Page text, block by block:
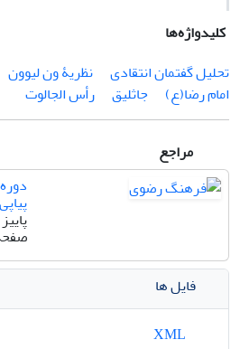
کلیدواژه‌ها
تحلیل گفتمان انتقادی
نظریۀ ون لیوون
امام رضا(ع)
جاثلیق رأس الجالوت
مراجع
پیاپی 47
پاییز 1403
فایل ها